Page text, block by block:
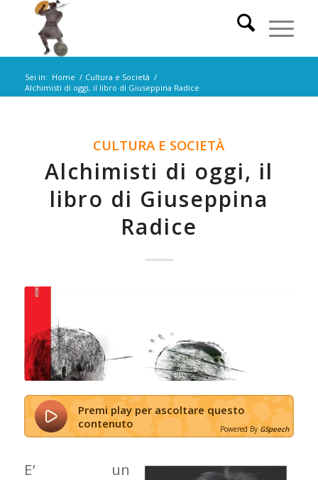
Sei in: Home / Cultura e Società /
Alchimisti di oggi, il libro di Giuseppina Radice
CULTURA E SOCIETÀ
Alchimisti di oggi, il
libro di Giuseppina
Radice
Premi play per ascoltare questo
contenuto
Powered By GSpeech
E’ un